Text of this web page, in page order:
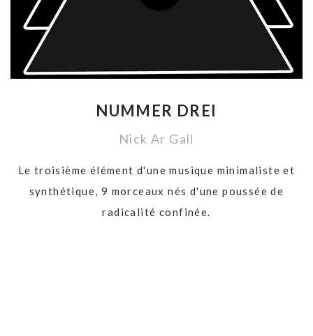
NUMMER DREI
Nick Ar Gall
Le troisième élément d'une musique minimaliste et
synthétique, 9 morceaux nés d'une poussée de
radicalité confinée.